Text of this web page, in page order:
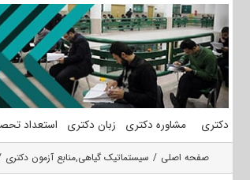
محتوا
دکتری مشاوره دکتری زبان دکتری استعداد
صفحه اصلی سیستماتیک گیاهی,منابع آزمون دکتری